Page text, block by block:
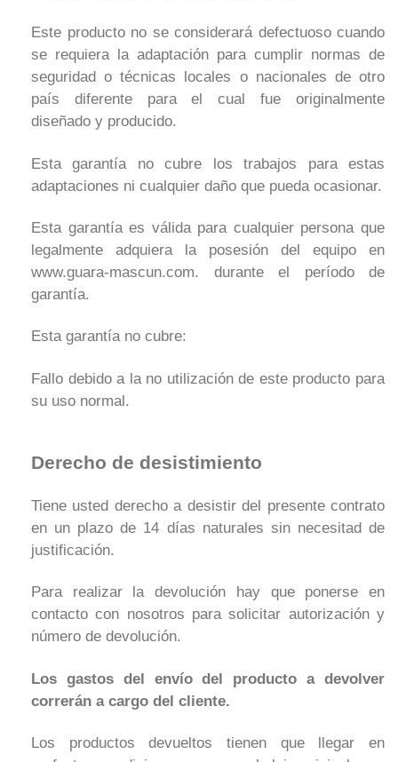
Este producto no se considerará defectuoso cuando
se requiera la adaptación para cumplir normas de
seguridad o técnicas locales o nacionales de otro
país diferente para el cual fue originalmente
diseñado y producido.
Esta garantía no cubre los trabajos para estas
adaptaciones ni cualquier daño que pueda ocasionar.
Esta garantía es válida para cualquier persona que
legalmente adquiera la posesión del equipo en
www.guara-mascun.com. durante el período de
garantía.
Esta garantía no cubre:
Fallo debido a la no utilización de este producto para
su uso normal.
Derecho de desistimiento
Tiene usted derecho a desistir del presente contrato
en un plazo de 14 días naturales sin necesitad de
justificación.
Para realizar la devolución hay que ponerse en
contacto con nosotros para solicitar autorización y
número de devolución.
Los gastos del envío del producto a devolver
correrán a cargo del cliente.
Los productos devueltos tienen que llegar en